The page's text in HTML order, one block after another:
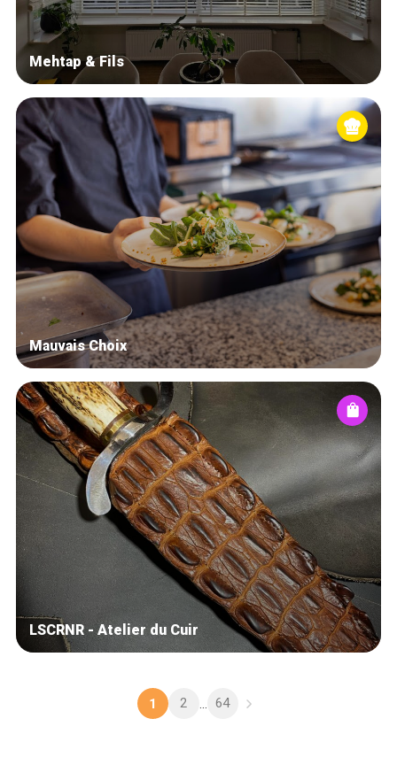
Mehtap & Fils
Mauvais Choix
LSCRNR - Atelier du Cuir
1 2 ... 64